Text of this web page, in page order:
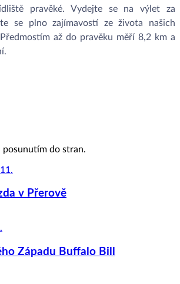
pravěké. Vydejte se na výlet za
se plno zajímavostí ze života našich
až do pravěku měří 8,2 km a
posunutím do stran.
v Přerově
Západu Buffalo Bill